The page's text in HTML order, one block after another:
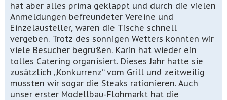
hat aber alles prima geklappt und durch die vielen
Anmeldungen befreundeter Vereine und
Einzelausteller, waren die Tische schnell
vergeben. Trotz des sonnigen Wetters konnten wir
viele Besucher begrüßen. Karin hat wieder ein
tolles Catering organisiert. Dieses Jahr hatte sie
zusätzlich „Konkurrenz“ vom Grill und zeitweilig
mussten wir sogar die Steaks rationieren. Auch
unser erster Modellbau-Flohmarkt hat die